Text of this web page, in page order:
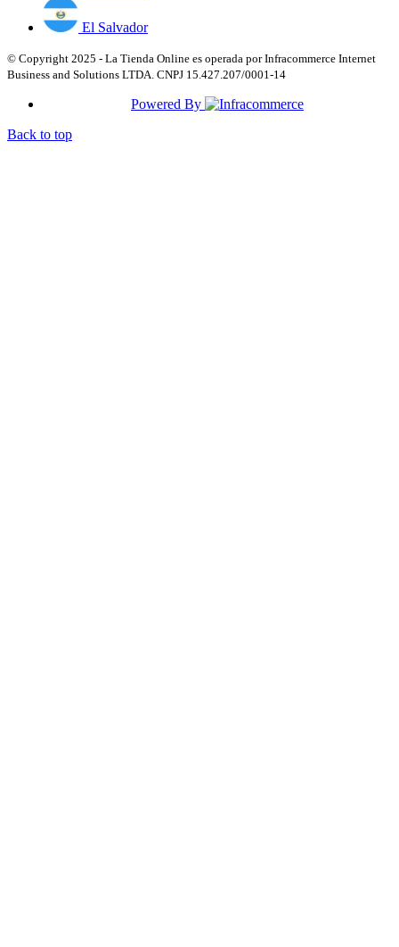
El Salvador
© Copyright 2025 - La Tienda Online es operada por Infracommerce Internet
Business and Solutions LTDA. CNPJ 15.427.207/0001-14
Powered By
Back to top